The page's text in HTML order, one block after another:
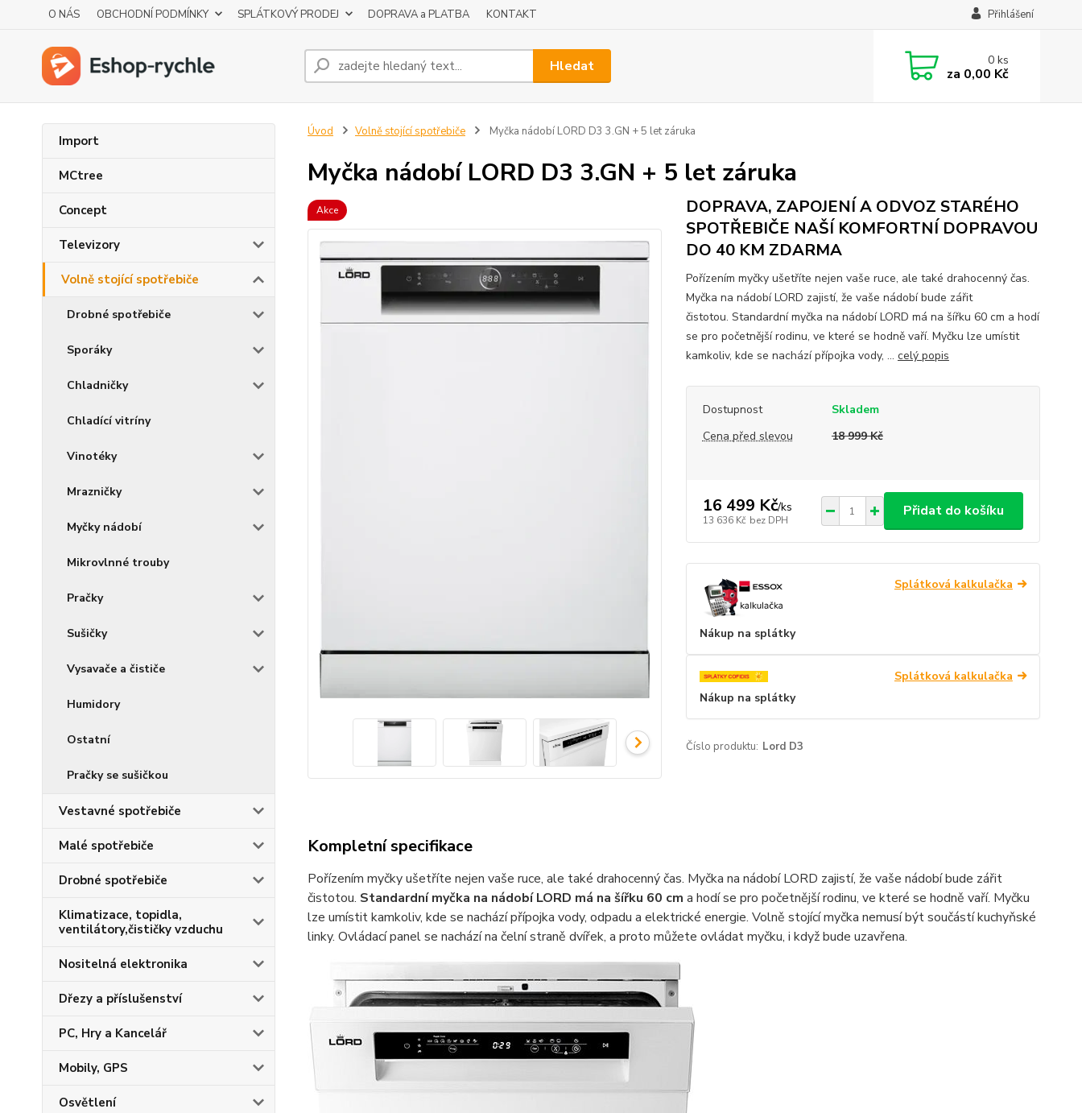
O NÁS OBCHODNÍ PODMÍNKY SPLÁTKOVÝ PRODEJ DOPRAVA a PLATBA KONTAKT Přihlášení
Hledat 0ks
za 0,00 Kč
Import
MCtree
Concept
Televizory
Volně stojící spotřebiče
Drobné spotřebiče
Sporáky
Chladničky
Chladící vitríny
Vinotéky
Mrazničky
Myčky nádobí
Mikrovlnné trouby
Pračky
Sušičky
Vysavače a čističe
Humidory
Ostatní
Pračky se sušičkou
Vestavné spotřebiče
Malé spotřebiče
Drobné spotřebiče
Klimatizace, topidla,
ventilátory,čističky vzduchu
Nositelná elektronika
Dřezy a příslušenství
PC, Hry a Kancelář
Mobily, GPS
Osvětlení
Úvod Volně stojící spotřebiče Myčka nádobí LORD D3 3.GN + 5 let záruka
Myčka nádobí LORD D3 3.GN + 5 let záruka
Akce
DOPRAVA, ZAPOJENÍ A ODVOZ STARÉHO
SPOTŘEBIČE NAŠÍ KOMFORTNÍ DOPRAVOU
DO 40 KM ZDARMA
Pořízením myčky ušetříte nejen vaše ruce, ale také drahocenný čas.
Myčka na nádobí LORD zajistí, že vaše nádobí bude zářit
čistotou. Standardní myčka na nádobí LORD má na šířku 60 cm a hodí
se pro početnější rodinu, ve které se hodně vaří. Myčku lze umístit
kamkoliv, kde se nachází přípojka vody, ... celý popis
Dostupnost
Skladem
Cena před slevou
18 999 Kč
16 499 Kč/ks
13 636 Kč bez DPH
Přidat do košíku
Splátková kalkulačka
Nákup na splátky
Splátková kalkulačka
Nákup na splátky
Číslo produktu: Lord D3
Kompletní specifikace
Pořízením myčky ušetříte nejen vaše ruce, ale také drahocenný čas. Myčka na nádobí LORD zajistí, že vaše nádobí bude zářit
čistotou. Standardní myčka na nádobíLORD má na šířku 60 cm a hodí se pro početnější rodinu, ve které se hodně vaří. Myčku
lze umístit kamkoliv, kde se nachází přípojka vody, odpadu a elektrické energie. Volně stojící myčka nemusí být součástí kuchyňské
linky. Ovládací panel se nachází na čelní straně dvířek, a proto můžete ovládat myčku, i když bude uzavřena.